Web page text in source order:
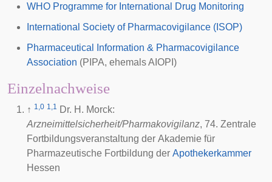
WHO Programme for International Drug Monitoring
International Society of Pharmacovigilance (ISOP)
Pharmaceutical Information & Pharmacovigilance
Association (PIPA, ehemals AIOPI)
Einzelnachweise
↑ 1,0 1,1 Dr. H. Morck:
Arzneimittelsicherheit/Pharmakovigilanz, 74. Zentrale
Fortbildungsveranstaltung der Akademie für
Pharmazeutische Fortbildung der Apothekerkammer
Hessen